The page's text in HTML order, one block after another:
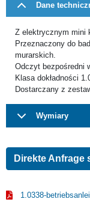
Dane
Z elektrycznym mini
Przeznaczony do
murarskich.
Odczyt bezpośredni
Klasa dokładności
Dostarczany z
Wymiary
Direkte Anfrage
1.0338-